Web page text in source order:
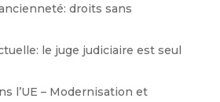
droits sans
le juge judiciaire est seul
l’UE – Modernisation et